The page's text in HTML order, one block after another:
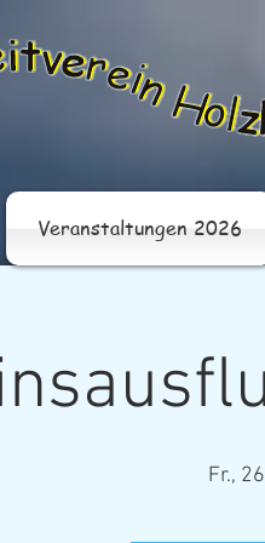
Veranstaltungen 2026
Fr.,